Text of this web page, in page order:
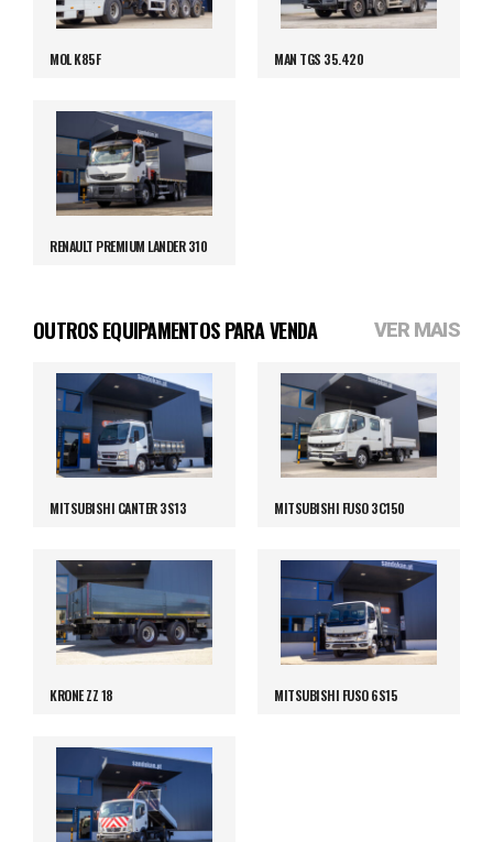
MOL K85F MAN TGS 35.420
RENAULT PREMIUM LANDER 310
OUTROS EQUIPAMENTOS PARA VENDA VER MAIS
MITSUBISHI CANTER 3S13 MITSUBISHI FUSO 3C150
KRONE ZZ 18 MITSUBISHI FUSO 6S15